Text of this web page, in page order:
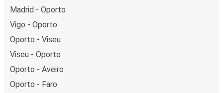
Madrid - Oporto
Vigo - Oporto
Oporto - Viseu
Viseu - Oporto
Oporto - Aveiro
Oporto - Faro